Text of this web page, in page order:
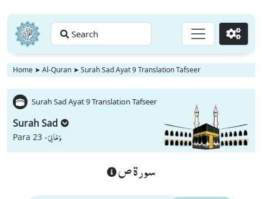
Search Go
Home ➤ Al-Quran ➤ Surah Sad Ayat 9 Translation Tafseer
Surah Sad Ayat 9 Translation Tafseer
Surah Sad
Para 23 -وَ مَا لِیَ
سورة ص